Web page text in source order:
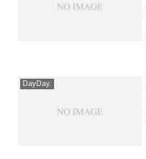
DayDay.